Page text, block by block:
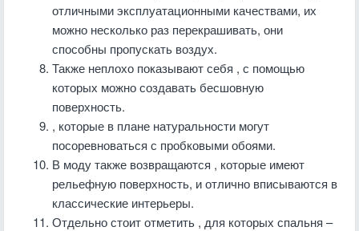
отличными эксплуатационными качествами, их
можно несколько раз перекрашивать, они
способны пропускать воздух.
Также неплохо показывают себя , с помощью
которых можно создавать бесшовную
поверхность.
, которые в плане натуральности могут
посоревноваться с пробковыми обоями.
В моду также возвращаются , которые имеют
рельефную поверхность, и отлично вписываются в
классические интерьеры.
Отдельно стоит отметить , для которых спальня –